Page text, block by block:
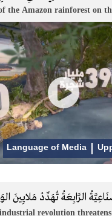
غَابَاتِ الأمَازُون فِي مُنَاخِ الْعَالَمِ
the Amazon rainforest on
Language of Media
الرَّابِعَةُ تُهَدِّدُ مَلايِينَ